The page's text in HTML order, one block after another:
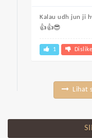
Kalau udh jun ji
👍👍😎
1 Dislike
Lihat